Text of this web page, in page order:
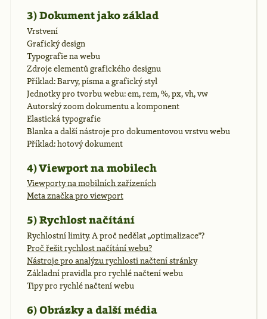
3) Dokument jako základ
Vrstvení
Grafický design
Typografie na webu
Zdroje elementů grafického designu
Příklad: Barvy, písma a grafický styl
Jednotky pro tvorbu webu: em, rem, %, px, vh, vw
Autorský zoom dokumentu a komponent
Elastická typografie
Blanka a další nástroje pro dokumentovou vrstvu webu
Příklad: hotový dokument
4) Viewport na mobilech
Viewporty na mobilních zařízeních
Meta značka pro viewport
5) Rychlost načítání
Rychlostní limity. A proč nedělat „optimalizace"?
Proč řešit rychlost načítání webu?
Nástroje pro analýzu rychlosti načtení stránky
Základní pravidla pro rychlé načtení webu
Tipy pro rychlé načtení webu
6) Obrázky a další média